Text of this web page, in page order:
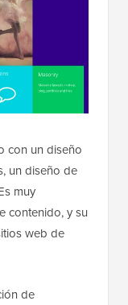
con un diseño
un diseño de
muy
contenido, y su
web de
de